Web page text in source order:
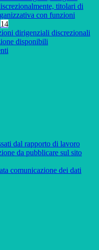
titolari di
con funzioni
14
dirigenziali discrezionali
disponibili
dal rapporto di lavoro
da pubblicare sul sito
comunicazione dei dati